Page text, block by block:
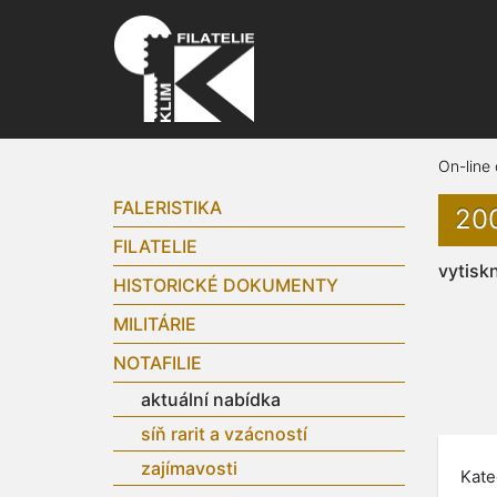
FALERISTIKA
FILATELIE
HISTORICKÉ DOKUMENTY
MILITÁRIE
NOTAFILIE
aktuální nabídka
síň rarit a vzácností
zajímavosti
On-line